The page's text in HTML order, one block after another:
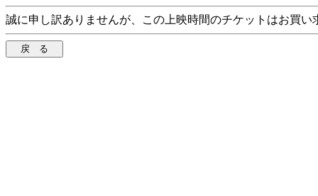
誠に申し訳ありませんが、この上映時間のチケットはお買い